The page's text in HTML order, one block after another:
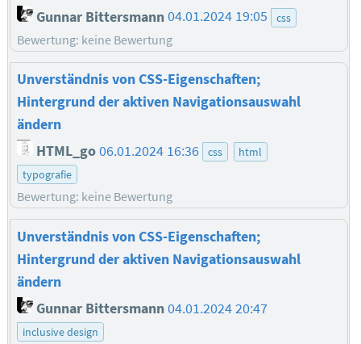
Gunnar Bittersmann04.01.2024 19:05 css
Bewertung: keine Bewertung
Unverständnis von CSS-Eigenschaften;
Hintergrund der aktiven Navigationsauswahl
ändern
HTML_go06.01.2024 16:36 css
html
typografie
Bewertung: keine Bewertung
Unverständnis von CSS-Eigenschaften;
Hintergrund der aktiven Navigationsauswahl
ändern
Gunnar Bittersmann04.01.2024 20:47
inclusive design